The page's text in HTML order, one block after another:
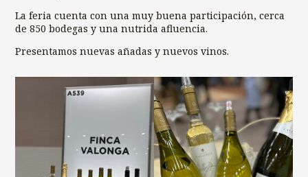
La feria cuenta con una muy buena participación, cerca
de 850 bodegas y una nutrida afluencia.
Presentamos nuevas añadas y nuevos vinos.